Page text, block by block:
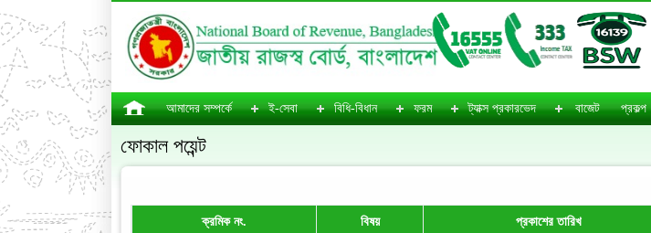
আমাদের সম্পর্কে ই-সেবা বিধি-বিধান ফরম ট্যাক্স প্রকারভেদ বাজেট প্রকল্প
ফোকাল পয়েন্ট
ক্রমিক নং. বিষয় প্রকাশের তারিখ